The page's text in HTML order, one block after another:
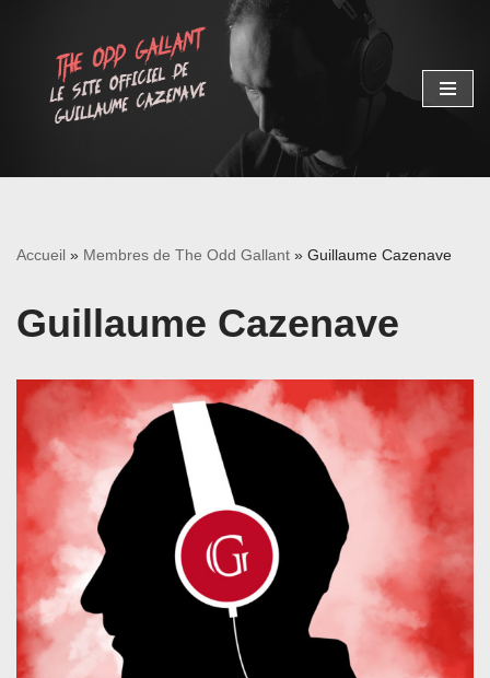
contenu
Accueil » Membres de The Odd Gallant » Guillaume Cazenave
Guillaume Cazenave